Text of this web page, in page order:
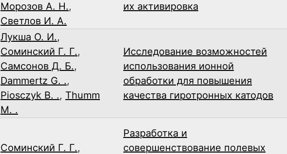
Морозов А. Н.,
Светлов И. А.
их активировка
Лукша О. И.,
Соминский Г. Г.,
Самсонов Д. Б.,
Dammertz G. .,
Piosczyk B. ., Thumm
M. .
Исследование возможностей
использования ионной
обработки для повышения
качества гиротронных катодов
Соминский Г. Г.,
Разработка и
совершенствование полевых